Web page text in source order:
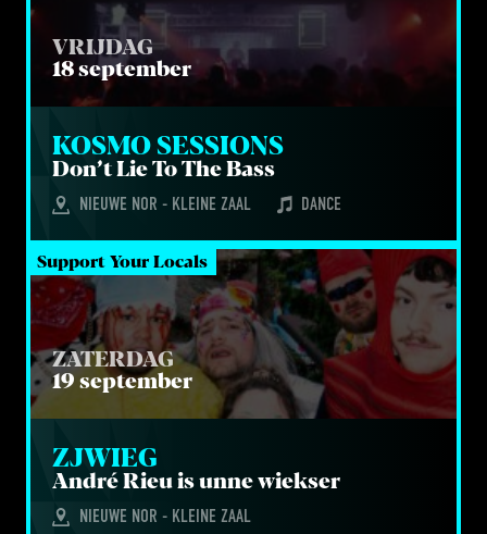
VRIJDAG
18 september
KOS­MO SESSIONS
Don’t Lie To The Bass
NIEUWE NOR - KLEINE ZAAL DANCE
Support Your Locals
ZATERDAG
19 september
ZJWIEG
André Rieu is unne wiekser
NIEUWE NOR - KLEINE ZAAL